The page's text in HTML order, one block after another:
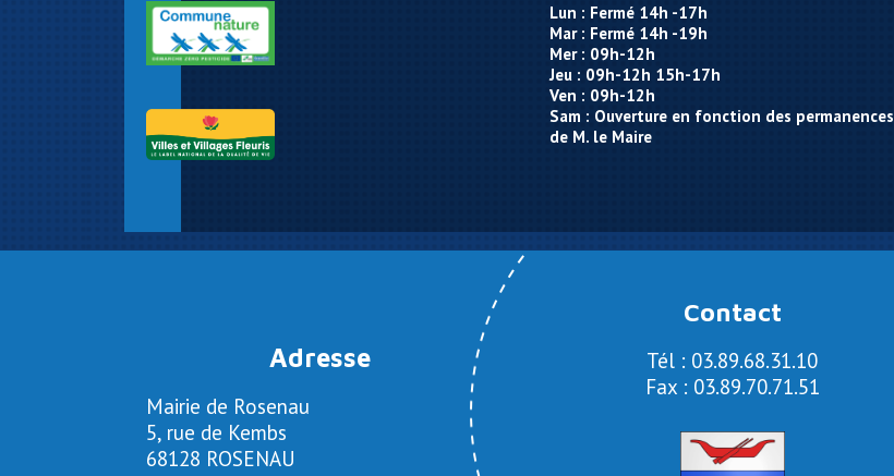
Lun : Fermé 14h -17h
Mar : Fermé 14h -19h
Mer : 09h-12h
Jeu : 09h-12h 15h-17h
Ven : 09h-12h
Sam : Ouverture en fonction des permanences
de M. le Maire
Adresse
Mairie de Rosenau
5, rue de Kembs
68128 ROSENAU
Contact
Tél : 03.89.68.31.10
Fax : 03.89.70.71.51